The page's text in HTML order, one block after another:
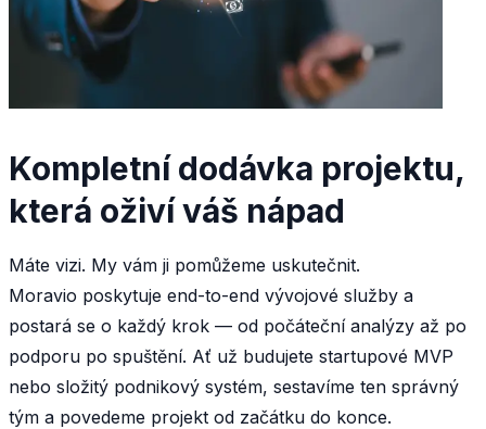
Kompletní dodávka projektu,
která oživí váš nápad
Máte vizi. My vám ji pomůžeme uskutečnit.
Moravio poskytuje end-to-end vývojové služby a
postará se o každý krok — od počáteční analýzy až po
podporu po spuštění. Ať už budujete startupové MVP
nebo složitý podnikový systém, sestavíme ten správný
tým a povedeme projekt od začátku do konce.